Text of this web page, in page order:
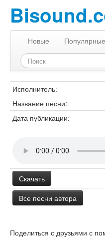
Новые Популярные
Исполнитель:
Название песни:
Дата публикации:
Скачать
Все песни автора
Поделиться с друзьями с